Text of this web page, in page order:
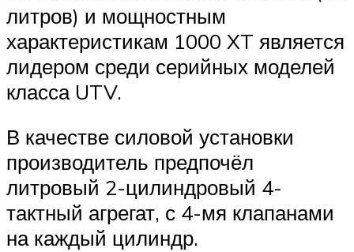
литров) и мощностным
характеристикам 1000 XT является
лидером среди серийных моделей
класса UTV.
В качестве силовой установки
производитель предпочёл
литровый 2-цилиндровый 4-
тактный агрегат, с 4-мя клапанами
на каждый цилиндр.